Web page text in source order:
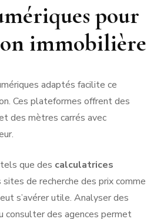
pour
immobilière
adaptés facilite ce
Ces plateformes offrent des
des mètres carrés avec
que des calculatrices
sites de recherche des prix comme
s’avérer utile. Analyser des
consulter des agences permet